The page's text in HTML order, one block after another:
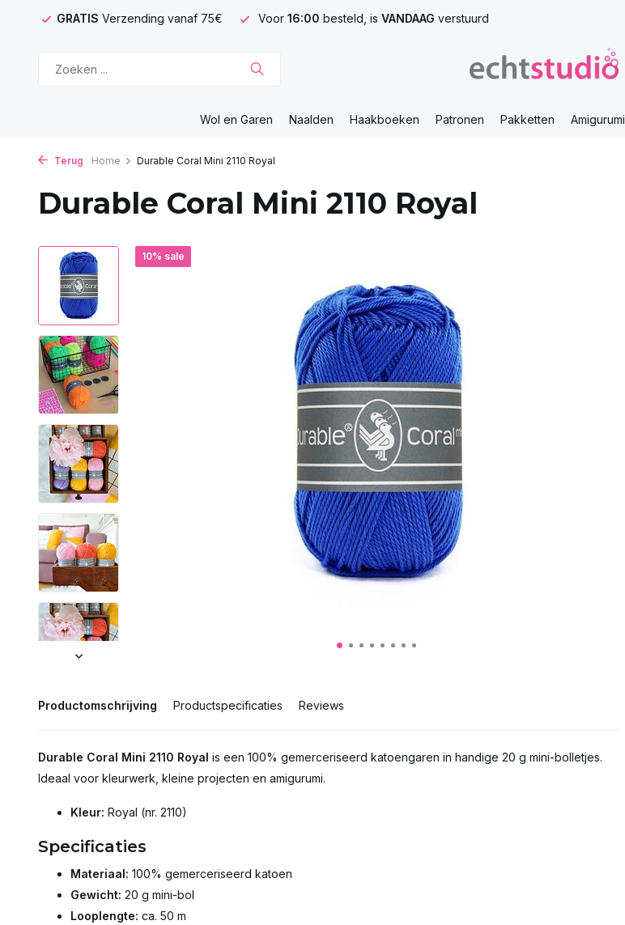
GRATIS Verzending vanaf 75€ Voor 16:00 besteld, is VANDAAG verstuurd
Wol en Garen Naalden Haakboeken Patronen Pakketten Amigurumi
Terug Home Durable Coral Mini 2110 Royal
Durable Coral Mini 2110 Royal
10% sale
Productomschrijving Productspecificaties Reviews
Durable Coral Mini 2110 Royal is een 100% gemerceriseerd katoengaren in handige 20 g mini-bolletjes.
Ideaal voor kleurwerk, kleine projecten en amigurumi.
Kleur: Royal (nr. 2110)
Specificaties
Materiaal: 100% gemerceriseerd katoen
Gewicht: 20 g mini-bol
Looplengte: ca. 50 m